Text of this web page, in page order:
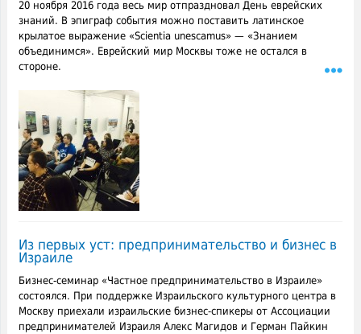
20 ноября 2016 года весь мир отпраздновал День еврейских
знаний. В эпиграф события можно поставить латинское
крылатое выражение «Scientia unescamus» — «Знанием
объединимся». Еврейский мир Москвы тоже не остался в
стороне.
Из первых уст: предпринимательство и бизнес в
Израиле
Бизнес-семинар «Частное предпринимательство в Израиле»
состоялся. При поддержке Израильского культурного центра в
Москву приехали израильские бизнес-спикеры от Ассоциации
предпринимателей Израиля Алекс Магидов и Герман Пайкин